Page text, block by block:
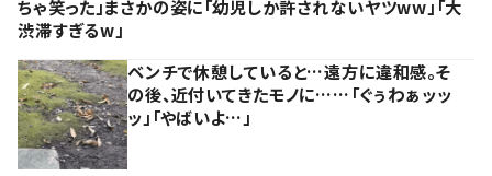
ちゃ笑った」まさかの姿に「幼児しか許されないヤツww」「大
渋滞すぎるw」
ベンチで休憩していると…遠方に違和感。そ
の後、近付いてきたモノに……「ぐぅわぁッッ
ッ」「やばいよ…」